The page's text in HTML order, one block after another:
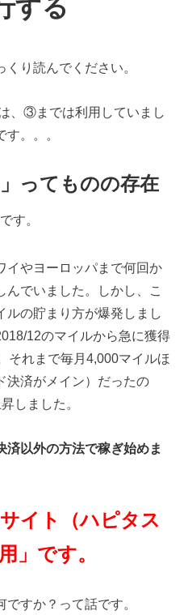
する
り読んでください。
、③までは利用していまし
。。。
ってものの存在
です。
イやヨーロッパまで何回か
んでいました。しかし、こ
ルの貯まり方が爆発しまし
12のマイルから急に獲得
それまで毎月4,000マイルほ
決済がメイン）だったの
しました。
済以外の方法で稼ぎ始めま
イト（ハピタス
」です。
すか？って話です。